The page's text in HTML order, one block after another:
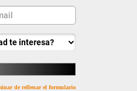
de rellenar el formulario